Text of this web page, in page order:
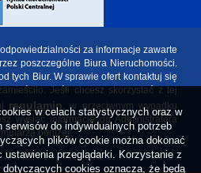
za informacje zawarte
poszczególne Biura Nieruchomości.
tych Biur. W sprawie ofert kontaktuj się
Jeśli chcesz skorzystać z tej
regulamin, w przeciwnym wypadku
wysłać informację do Administratora
poniżej.
w celach statystycznych oraz w
do indywidualnych potrzeb
plików cookie można dokonać
ustawienia przeglądarki. Korzystanie z
cookies oznacza, że będą